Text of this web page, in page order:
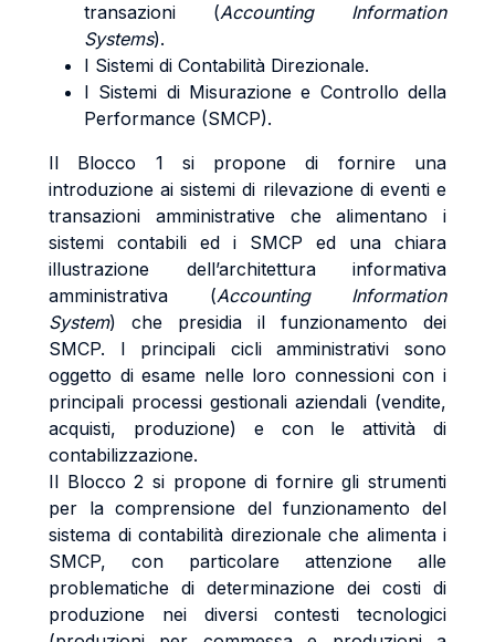
transazioni (Accounting Information
Systems).
I Sistemi di Contabilità Direzionale.
I Sistemi di Misurazione e Controllo della
Performance (SMCP).
Il Blocco 1 si propone di fornire una
introduzione ai sistemi di rilevazione di eventi e
transazioni amministrative che alimentano i
sistemi contabili ed i SMCP ed una chiara
illustrazione dell’architettura informativa
amministrativa (Accounting Information
System) che presidia il funzionamento dei
SMCP. I principali cicli amministrativi sono
oggetto di esame nelle loro connessioni con i
principali processi gestionali aziendali (vendite,
acquisti, produzione) e con le attività di
contabilizzazione.
Il Blocco 2 si propone di fornire gli strumenti
per la comprensione del funzionamento del
sistema di contabilità direzionale che alimenta i
SMCP, con particolare attenzione alle
problematiche di determinazione dei costi di
produzione nei diversi contesti tecnologici